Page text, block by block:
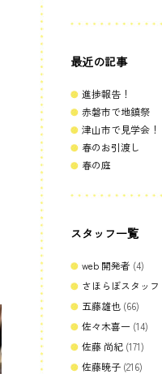
最近の記事
進捗報告！
赤磐市で地鎮祭
津山市で見学会！
春のお引渡し
春の庭
スタッフ一覧
web 開発者 (4)
さほらぼスタッフ
五藤雄也 (66)
佐々木喜一 (14)
佐藤 尚紀 (171)
佐藤暁子 (216)